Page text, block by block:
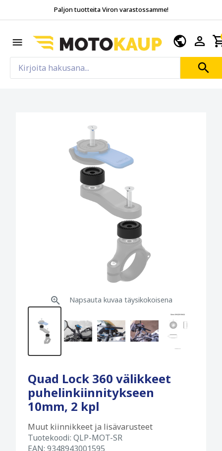
Paljon tuotteita Viron varastossamme!
Napsauta kuvaa täysikokoisena
Quad Lock 360 välikkeet
puhelinkiinnitykseen
10mm, 2 kpl
Muut kiinnikkeet ja lisävarusteet
Tuotekoodi: QLP-MOT-SR
EAN: 9348943001595